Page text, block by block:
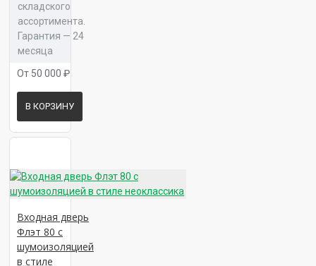
Панель 16 Оскар К 02
Панель 16 Оскар К 04
складского
ассортимента.
Гарантия — 24
месяца
От 50 000 ₽
В КОРЗИНУ
Входная дверь
Флэт 80 с
шумоизоляцией
в стиле